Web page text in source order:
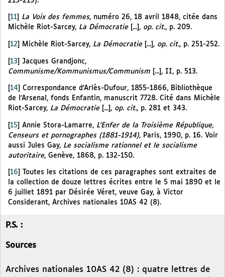
11 La Voix des femmes, numéro 26, 18 avril 1848, citée dans
Michèle Riot-Sarcey, La Démocratie[...], op. cit., p. 209.
12 Michèle Riot-Sarcey, La Démocratie[...], op. cit., p. 251-252.
[13] Jacques Grandjonc,
Communisme/Kommunismus/Communism [...], II, p. 513.
14
Correspondance d’Arlès-Dufour, 1855-1866, Bibliothèque
de l’Arsenal, fonds Enfantin, manuscrit 7728. Cité dans Michèle
Riot-Sarcey, La Démocratie[...], op. cit., p. 281 et 343.
[15] Annie Stora-Lamarre, L’Enfer de la Troisième République,
Censeurs et pornographes (1881-1914), Paris, 1990, p. 16. Voir
aussi Jules Gay, Le socialisme rationnel et le socialisme
autoritaire, Genève, 1868, p. 132-150.
16
Toutes les citations de ces paragraphes sont extraites de
la collection de douze lettres écrites entre le 5 mai 1890 et le
6 juillet 1891 par Désirée Véret, veuve Gay, à Victor
Considerant, Archives nationales 10AS 42 (8).
P.S. :
Sources
Archives nationales 10AS 42 (8) : quatre lettres de